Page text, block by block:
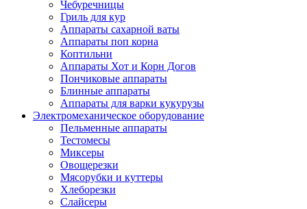
Чебуречницы
Гриль для кур
Аппараты сахарной ваты
Аппараты поп корна
Коптильни
Аппараты Хот и Корн Догов
Пончиковые аппараты
Блинные аппараты
Аппараты для варки кукурузы
Электромеханическое оборудование
Пельменные аппараты
Тестомесы
Миксеры
Овощерезки
Мясорубки и куттеры
Хлеборезки
Слайсеры